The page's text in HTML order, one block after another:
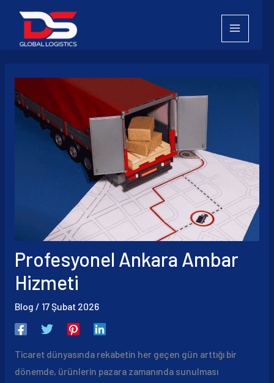
Profesyonel Ankara Ambar
Hizmeti
Blog / 17 Şubat 2026
Ticaret dünyasında rekabetin her geçen gün arttığı bir
dönemde, ürünlerin pazara zamanında sunulması